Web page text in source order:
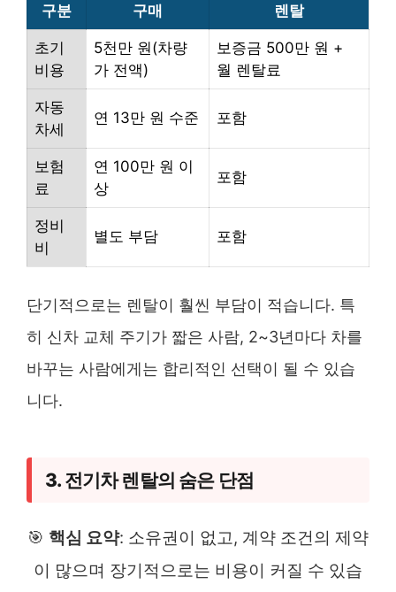
구분 구매 렌탈
초기
비용
5천만 원(차량
가 전액)
보증금 500만 원 +
월 렌탈료
자동
차세
연 13만 원 수준 포함
보험
료
연 100만 원 이
상
포함
정비
비
별도 부담 포함
단기적으로는 렌탈이 훨씬 부담이 적습니다. 특
히 신차 교체 주기가 짧은 사람, 2~3년마다 차를
바꾸는 사람에게는 합리적인 선택이 될 수 있습
니다.
3. 전기차 렌탈의 숨은 단점
🎯 핵심 요약: 소유권이 없고, 계약 조건의 제약
이 많으며 장기적으로는 비용이 커질 수 있습